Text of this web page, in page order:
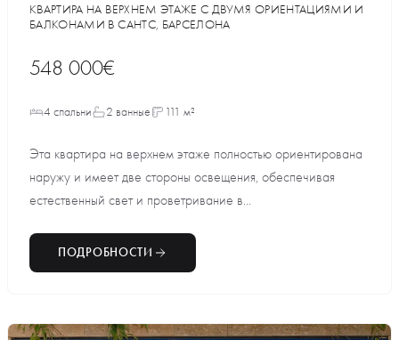
КВАРТИРА НА ВЕРХНЕМ ЭТАЖЕ С ДВУМЯ ОРИЕНТАЦИЯМИ И
БАЛКОНАМИ В САНТС, БАРСЕЛОНА
548 000€
4 спальни 2 ванные 111 м²
Эта квартира на верхнем этаже полностью ориентирована
наружу и имеет две стороны освещения, обеспечивая
естественный свет и проветривание в...
ПОДРОБНОСТИ